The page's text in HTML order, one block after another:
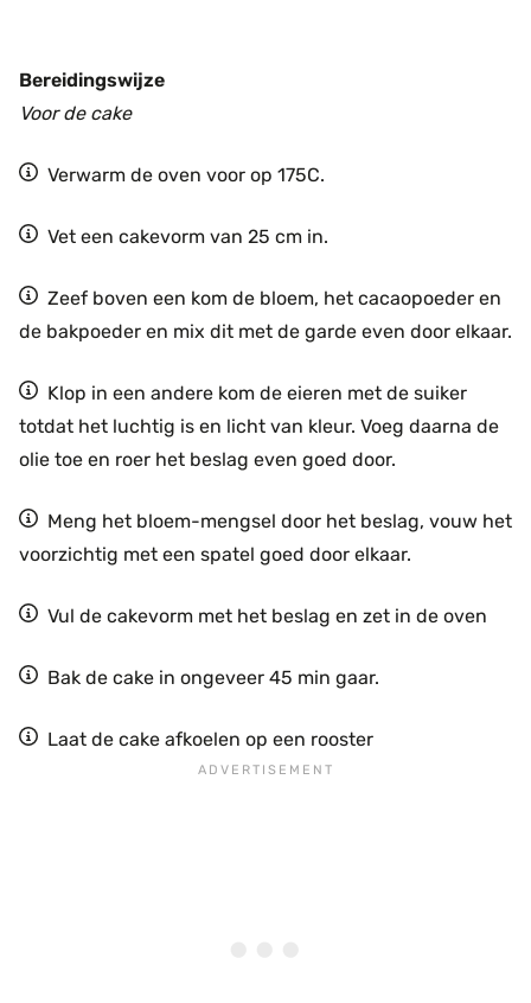
Bereidingswijze
Voor de cake
Verwarm de oven voor op 175C.
Vet een cakevorm van 25 cm in.
Zeef boven een kom de bloem, het cacaopoeder en
de bakpoeder en mix dit met de garde even door elkaar.
Klop in een andere kom de eieren met de suiker
totdat het luchtig is en licht van kleur. Voeg daarna de
olie toe en roer het beslag even goed door.
Meng het bloem-mengsel door het beslag, vouw het
voorzichtig met een spatel goed door elkaar.
Vul de cakevorm met het beslag en zet in de oven
Bak de cake in ongeveer 45 min gaar.
Laat de cake afkoelen op een rooster